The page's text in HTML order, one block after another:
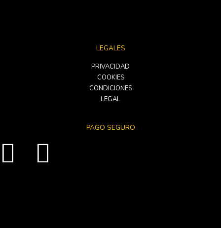
LEGALES
PRIVACIDAD
COOKIES
CONDICIONES
LEGAL
PAGO SEGURO